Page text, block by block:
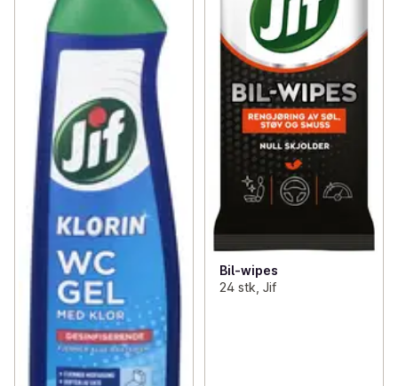
Bil-wipes
24 stk, Jif